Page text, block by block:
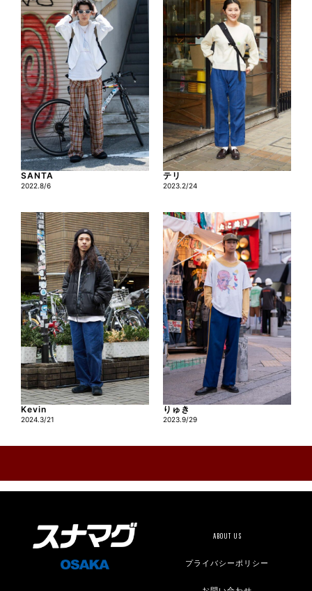
SANTA
2022.8/6
テリ
2023.2/24
Kevin
2024.3/21
りゅき
2023.9/29
ABOUT US
プライバシーポリシー